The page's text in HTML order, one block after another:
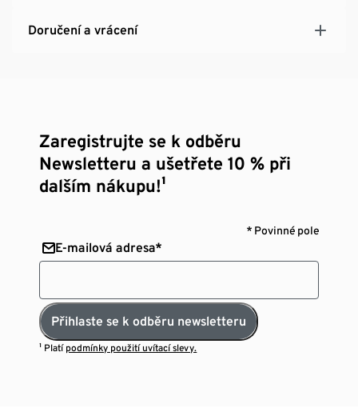
Doručení a vrácení
Zaregistrujte se k odběru
Newsletteru a ušetřete 10 % při
dalším nákupu!¹
* Povinné pole
E-mailová adresa*
Přihlaste se k odběru newsletteru
¹ Platí podmínky použití uvítací slevy.